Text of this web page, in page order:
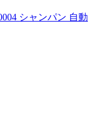
シャンパン 自動